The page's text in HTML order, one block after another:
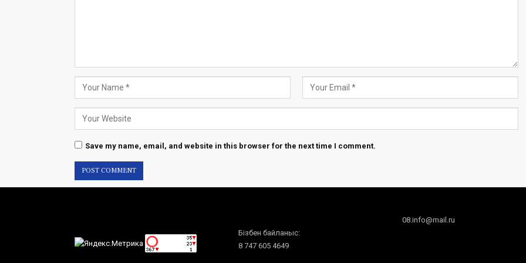
Save my name, email, and website in this browser for the next time I comment.
Бізбен байланыс:
8 747 605 4649
08.info@mail.ru